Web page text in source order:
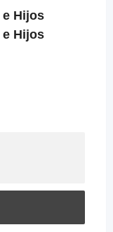
e Hijos
e Hijos